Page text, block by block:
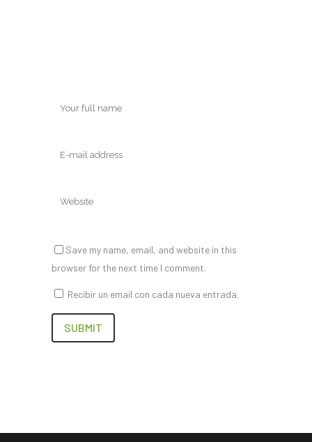
Save my name, email, and website in this
browser for the next time I comment.
Recibir un email con cada nueva entrada.